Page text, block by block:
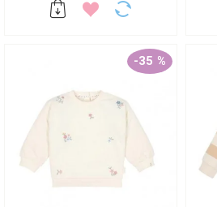
-35 %